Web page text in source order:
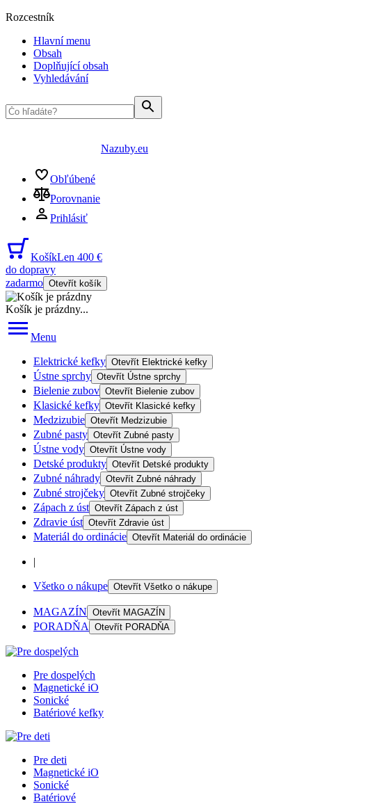
Rozcestník
Hlavní menu
Obsah
Doplňující obsah
Vyhledávání
Nazuby.eu
Obľúbené
Porovnanie
Prihlásiť
KošíkLen 400 €
do dopravy
zadarmo Otevřít košík
Košík je prázdny...
Menu
Elektrické kefky Otevřít Elektrické kefky
Ústne sprchy Otevřít Ústne sprchy
Bielenie zubov Otevřít Bielenie zubov
Klasické kefky Otevřít Klasické kefky
Medzizubie Otevřít Medzizubie
Zubné pasty Otevřít Zubné pasty
Ústne vody Otevřít Ústne vody
Detské produkty Otevřít Detské produkty
Zubné náhrady Otevřít Zubné náhrady
Zubné strojčeky Otevřít Zubné strojčeky
Zápach z úst Otevřít Zápach z úst
Zdravie úst Otevřít Zdravie úst
Materiál do ordinácie Otevřít Materiál do ordinácie
|
Všetko o nákupe Otevřít Všetko o nákupe
MAGAZÍN Otevřít MAGAZÍN
PORADŇA Otevřít PORADŇA
Pre dospelých
Magnetické iO
Sonické
Batériové kefky
Pre deti
Magnetické iO
Sonické
Batériové